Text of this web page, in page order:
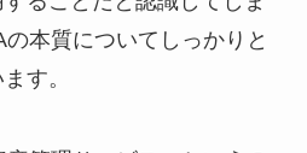
本質についてしっかりと
す。